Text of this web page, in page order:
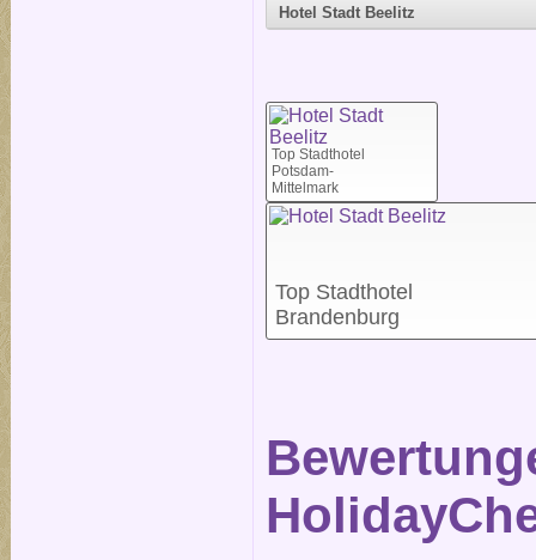
Hotel Stadt Beelitz
Top Stadthotel
Potsdam-
Mittelmark
Top Stadthotel
Brandenburg